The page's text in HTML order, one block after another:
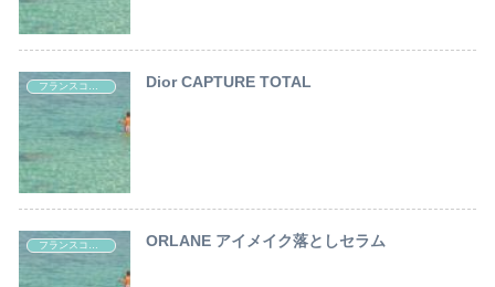
Dior CAPTURE TOTAL
フランスコスメ レポート ORLANE アイメイク落としセラム